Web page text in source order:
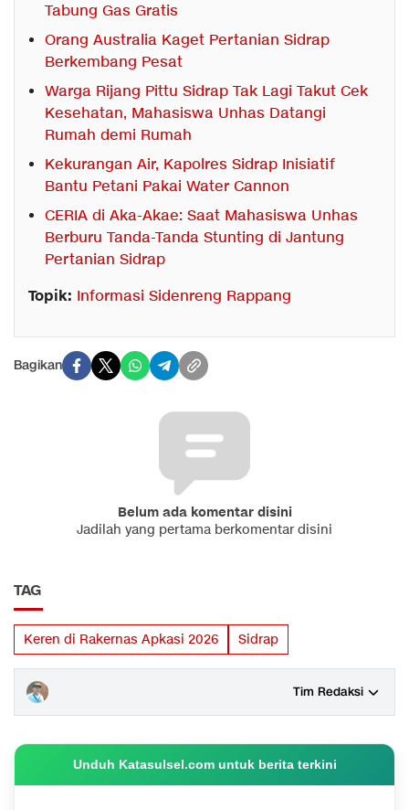
Tabung Gas Gratis
Orang Australia Kaget Pertanian Sidrap
Berkembang Pesat
Warga Rijang Pittu Sidrap Tak Lagi Takut Cek
Kesehatan, Mahasiswa Unhas Datangi
Rumah demi Rumah
Kekurangan Air, Kapolres Sidrap Inisiatif
Bantu Petani Pakai Water Cannon
CERIA di Aka-Akae: Saat Mahasiswa Unhas
Berburu Tanda-Tanda Stunting di Jantung
Pertanian Sidrap
Topik: Informasi Sidenreng Rappang
Bagikan
Belum ada komentar disini
Jadilah yang pertama berkomentar disini
TAG
Keren di Rakernas Apkasi 2026 Sidrap
Tim Redaksi
Unduh Katasulsel.com untuk berita terkini